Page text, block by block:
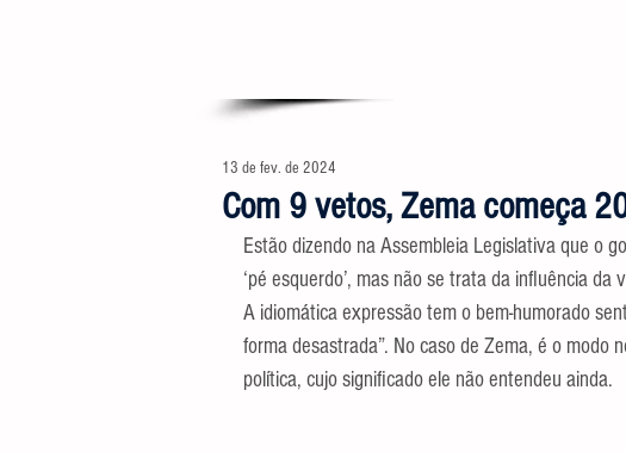
Com 9 vetos, Zema começa
13 de fev. de 2024
Estão dizendo na Assembleia Legislativa que o
‘pé esquerdo’, mas não se trata da influência
A idiomática expressão tem o bem-humorado
forma desastrada”. No caso de Zema, é o modo
política, cujo significado ele não entendeu ainda.